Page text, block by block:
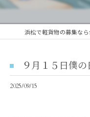
９月１５日僕の
2025/09/15